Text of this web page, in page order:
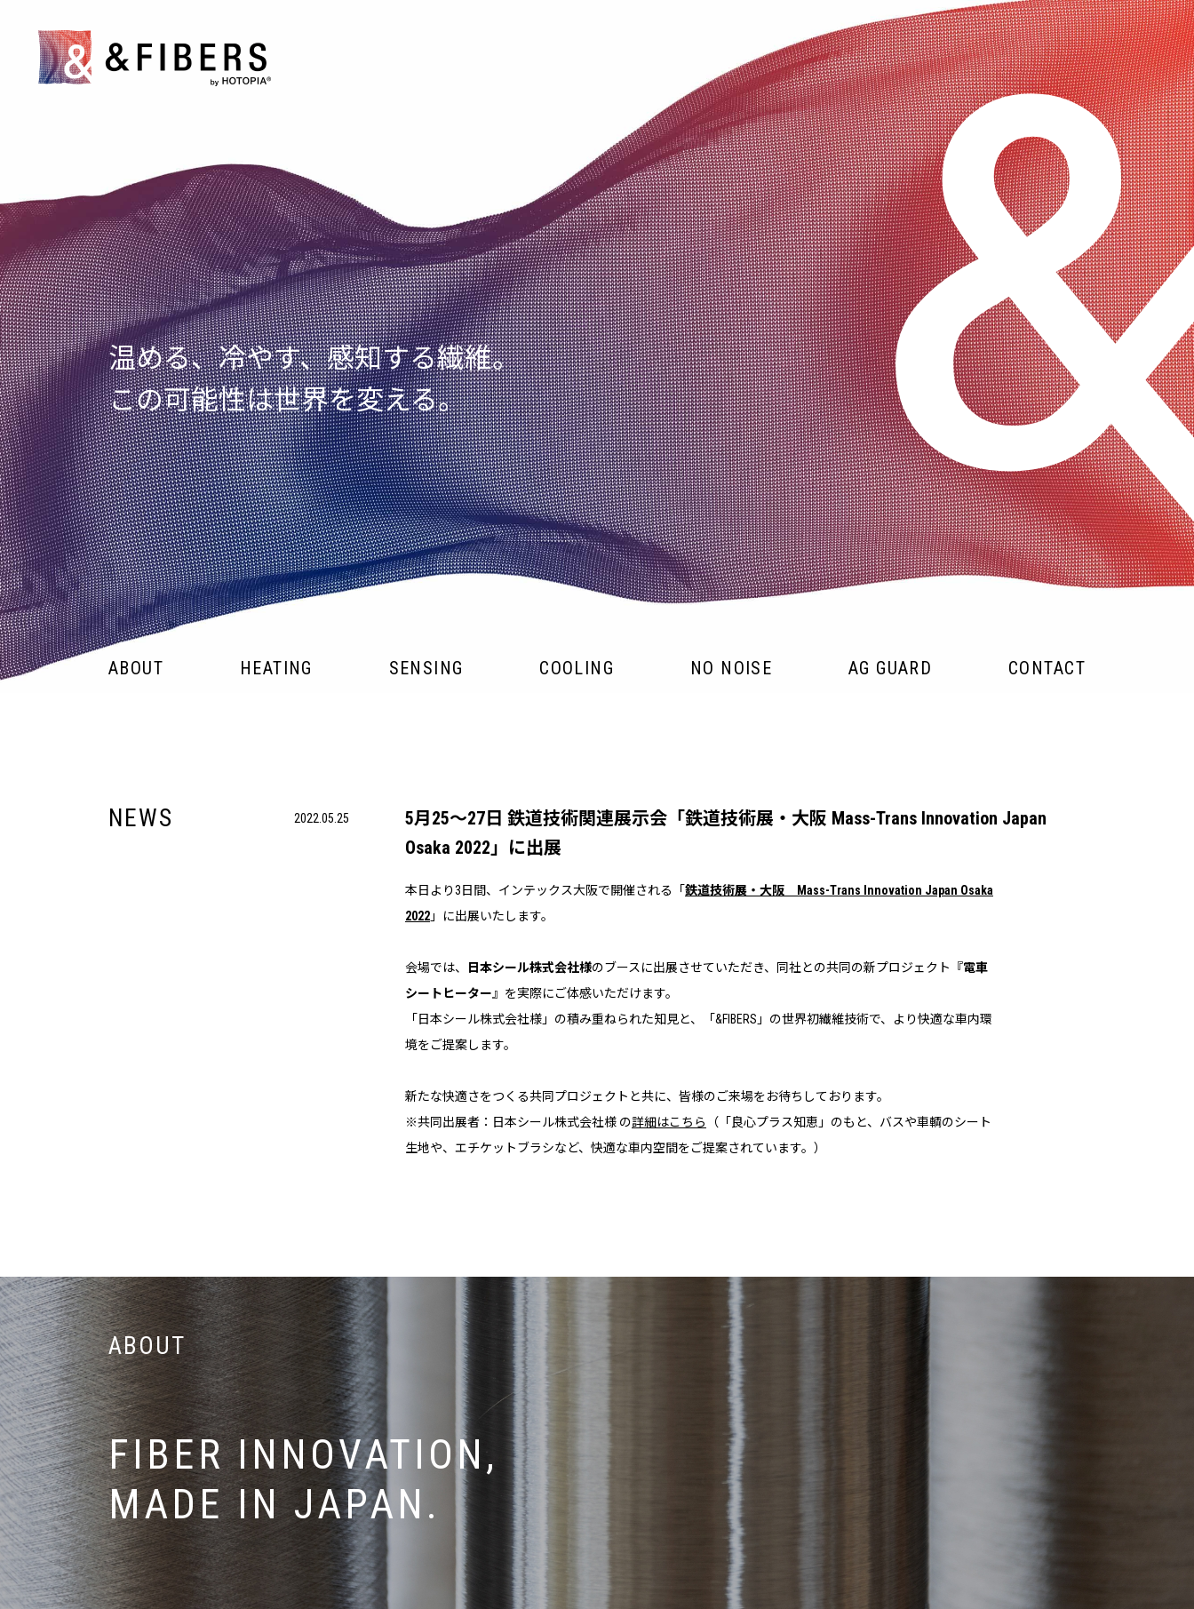
＆FIBERS（アンドファイバーズ） by HOTOPIA® - 発熱、冷却、感知、すべてを可能にした布製ヒーター
温める、冷やす、感知する繊維。
この可能性は世界を変える。
ABOUT HEATING SENSING COOLING NO NOISE AG GUARD CONTACT
NEWS
5月25～27日 鉄道技術関連展示会「鉄道技術展・大阪 Mass-Trans Innovation Japan
Osaka 2022」に出展
2022.05.25
本日より3日間、インテックス大阪で開催される「 鉄道技術展・大阪 Mass-Trans Innovation Japan Osaka
2022 」に出展いたします。
会場では、 日本シール株式会社様のブースに出展させていただき、同社との共同の新プロジェクト『電車
シートヒーター 』を実際にご体感いただけます。
「日本シール株式会社様」の積み重ねられた知見と、「&FIBERS」の世界初繊維技術で、より快適な車内環
境をご提案します。
新たな快適さをつくる共同プロジェクトと共に、皆様のご来場をお待ちしております。
※共同出展者：日本シール株式会社様 の詳細はこちら
（「良心プラス知恵」のもと、バスや車輌のシート
生地や、エチケットブラシなど、快適な車内空間をご提案されています。）
ABOUT
FIBER INNOVATION,
MADE IN JAPAN.